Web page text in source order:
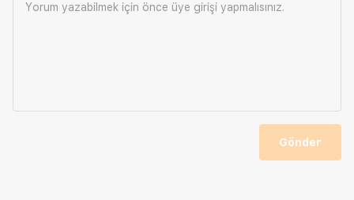
Yorum yazabilmek için önce üye girişi yapmalısınız.
Gönder